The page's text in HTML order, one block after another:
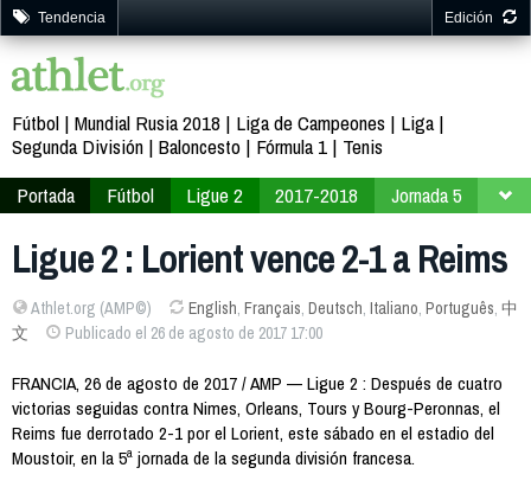
Tendencia Edición
Fútbol Mundial Rusia 2018 Liga de Campeones
Liga
Segunda División Baloncesto Fórmula 1
Tenis
Portada
Fútbol Ligue 2 2017-2018 Jornada 5
Ligue 2 : Lorient vence 2-1 a Reims
Athlet.org (AMP©) English, Français, Deutsch, Italiano, Português, 中
文
Publicado el 26 de agosto de 2017 17:00
FRANCIA, 26 de agosto de 2017 / AMP — Ligue 2 : Después de cuatro
victorias seguidas contra Nimes, Orleans, Tours y Bourg-Peronnas, el
Reims fue derrotado 2-1 por el Lorient, este sábado en el estadio del
Moustoir, en la 5ª jornada de la segunda división francesa.